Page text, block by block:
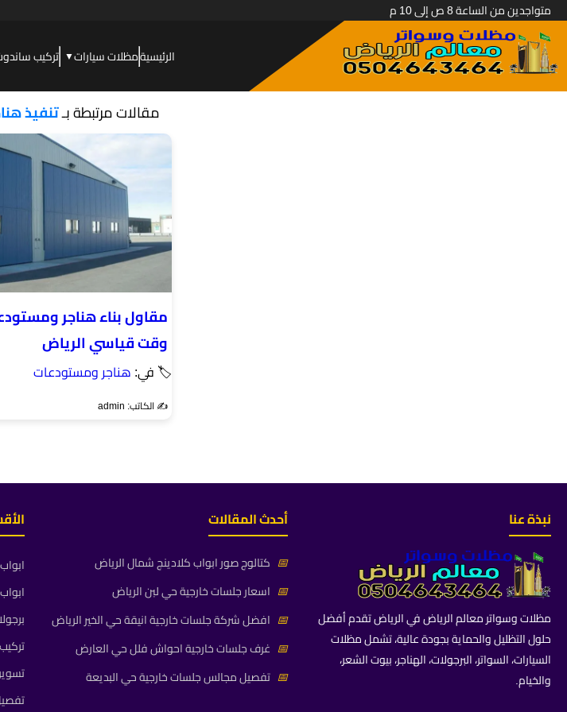
متواجدين من الساعة 8 ص إلى 10 م
الرئيسيةمظلات سيارات▼ تركيب
مقالات مرتبطة بـتنفيذ
مقاول بناء هناجر
وقت قياسي الرياض
🏷 في: هناجر ومستودعات
✍️ الكاتب: admin
نبذة عنا
مظلات وسواتر معالم الرياض في الرياض تقدم أفضل
حلول التظليل والحماية بجودة عالية، تشمل مظلات
السيارات، السواتر، البرجولات، الهناجر، بيوت الشعر،
والخيام.
أحدث المقالات
📅 كتالوج صور ابواب كلادينج شمال الرياض
📅 اسعار جلسات خارجية حي لبن الرياض
📅 افضل شركة جلسات خارجية انيقة حي الخير الرياض
📅 غرف جلسات خارجية احواش فلل حي العارض
📅 تفصيل مجالس جلسات خارجية حي البديعة